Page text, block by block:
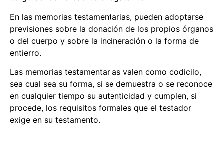
En las memorias testamentarias, pueden adoptarse
previsiones sobre la donación de los propios órganos
o del cuerpo y sobre la incineración o la forma de
entierro.
Las memorias testamentarias valen como codicilo,
sea cual sea su forma, si se demuestra o se reconoce
en cualquier tiempo su autenticidad y cumplen, si
procede, los requisitos formales que el testador
exige en su testamento.